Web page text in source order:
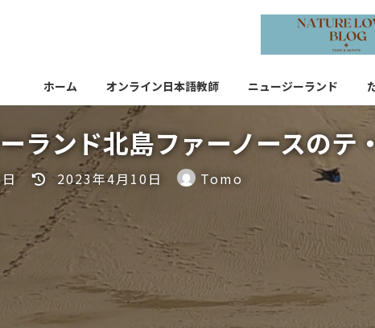
ホーム オンライン日本語教師 ニュージーランド
ランド北島ファーノースの
最
終
更
新
:
2023年4月10日 Tomo